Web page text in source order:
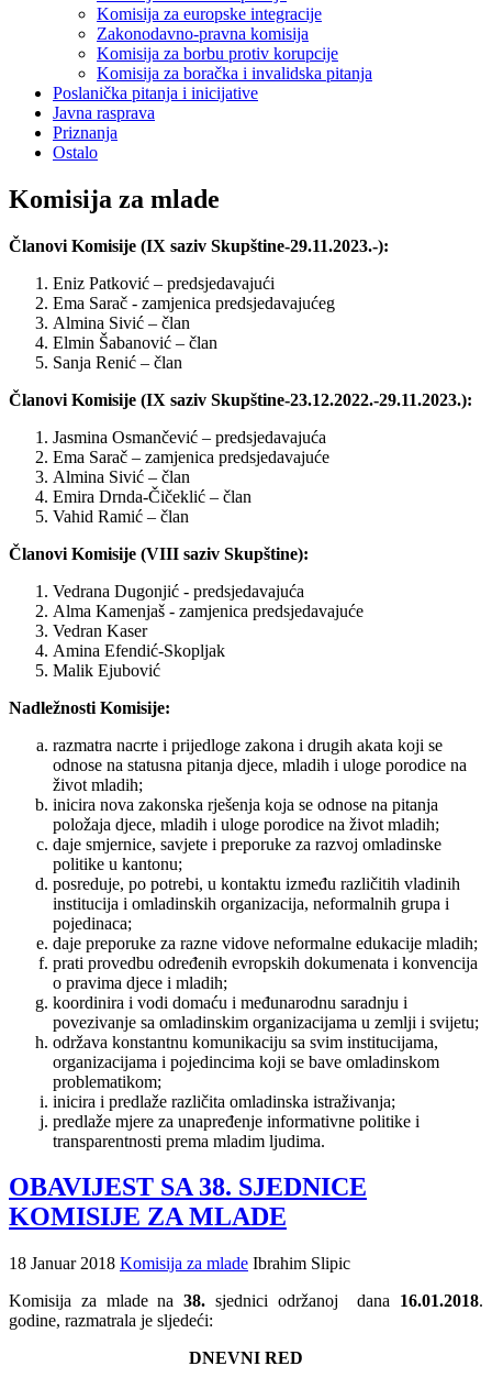
Komisija za europske integracije
Zakonodavno-pravna komisija
Komisija za borbu protiv korupcije
Komisija za boračka i invalidska pitanja
Poslanička pitanja i inicijative
Javna rasprava
Priznanja
Ostalo
Komisija za mlade
Članovi Komisije (IX saziv Skupštine-29.11.2023.-):
Eniz Patković – predsjedavajući
Ema Sarač - zamjenica predsjedavajućeg
Almina Sivić – član
Elmin Šabanović – član
Sanja Renić – član
Članovi Komisije (IX saziv Skupštine-23.12.2022.-29.11.2023.):
Jasmina Osmančević – predsjedavajuća
Ema Sarač – zamjenica predsjedavajuće
Almina Sivić – član
Emira Drnda-Čičeklić – član
Vahid Ramić – član
Članovi Komisije (VIII saziv Skupštine):
Vedrana Dugonjić - predsjedavajuća
Alma Kamenjaš - zamjenica predsjedavajuće
Vedran Kaser
Amina Efendić-Skopljak
Malik Ejubović
Nadležnosti Komisije:
razmatra nacrte i prijedloge zakona i drugih akata koji se
odnose na statusna pitanja djece, mladih i uloge porodice na
život mladih;
inicira nova zakonska rješenja koja se odnose na pitanja
položaja djece, mladih i uloge porodice na život mladih;
daje smjernice, savjete i preporuke za razvoj omladinske
politike u kantonu;
posreduje, po potrebi, u kontaktu između različitih vladinih
institucija i omladinskih organizacija, neformalnih grupa i
pojedinaca;
daje preporuke za razne vidove neformalne edukacije mladih;
prati provedbu određenih evropskih dokumenata i konvencija
o pravima djece i mladih;
koordinira i vodi domaću i međunarodnu saradnju i
povezivanje sa omladinskim organizacijama u zemlji i svijetu;
održava konstantnu komunikaciju sa svim institucijama,
organizacijama i pojedincima koji se bave omladinskom
problematikom;
inicira i predlaže različita omladinska istraživanja;
predlaže mjere za unapređenje informativne politike i
transparentnosti prema mladim ljudima.
OBAVIJEST SA 38. SJEDNICE
KOMISIJE ZA MLADE
18 Januar 2018 Komisija za mlade Ibrahim Slipic
Komisija za mlade na38. sjednici održanoj dana 16.01.2018.
godine, razmatrala je sljedeći:
DNEVNI RED